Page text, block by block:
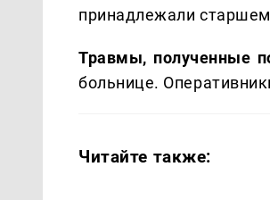
принадлежали
Травмы, полученные
больнице.
Читайте также: